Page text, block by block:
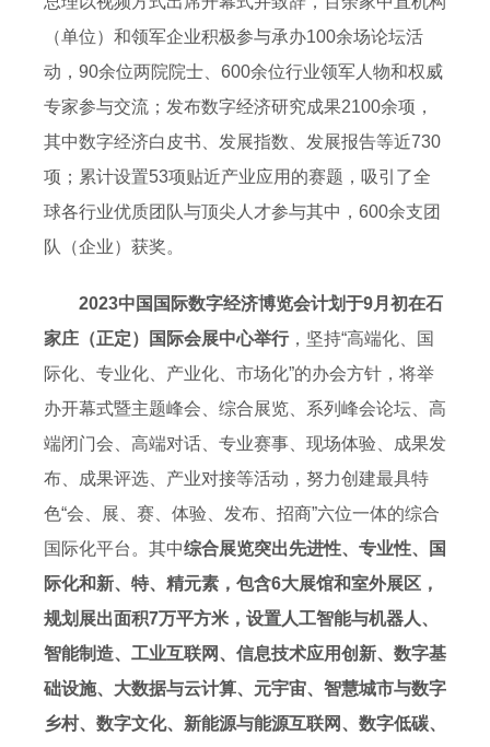
（单位）和领军企业积极参与承办100余场论坛活
动，90余位两院院士、600余位行业领军人物和权威
专家参与交流；发布数字经济研究成果2100余项，
其中数字经济白皮书、发展指数、发展报告等近730
项；累计设置53项贴近产业应用的赛题，吸引了全
球各行业优质团队与顶尖人才参与其中，600余支团
队（企业）获奖。
2023中国国际数字经济博览会计划于9月初在石
家庄（正定）国际会展中心举行，坚持“高端化、国
际化、专业化、产业化、市场化”的办会方针，将举
办开幕式暨主题峰会、综合展览、系列峰会论坛、高
端闭门会、高端对话、专业赛事、现场体验、成果发
布、成果评选、产业对接等活动，努力创建最具特
色“会、展、赛、体验、发布、招商”六位一体的综合
国际化平台。其中综合展览突出先进性、专业性、国
际化和新、特、精元素，包含6大展馆和室外展区，
规划展出面积7万平方米，设置人工智能与机器人、
智能制造、工业互联网、信息技术应用创新、数字基
础设施、大数据与云计算、元宇宙、智慧城市与数字
乡村、数字文化、新能源与能源互联网、数字低碳、